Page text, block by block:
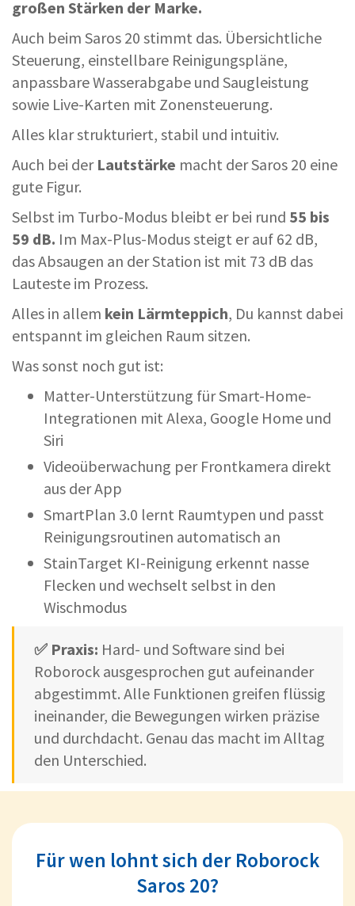
großen Stärken der Marke.
Auch beim Saros 20 stimmt das. Übersichtliche
Steuerung, einstellbare Reinigungspläne,
anpassbare Wasserabgabe und Saugleistung
sowie Live-Karten mit Zonensteuerung.
Alles klar strukturiert, stabil und intuitiv.
Auch bei der Lautstärke macht der Saros 20 eine
gute Figur.
Selbst im Turbo-Modus bleibt er bei rund 55 bis
59 dB. Im Max-Plus-Modus steigt er auf 62 dB,
das Absaugen an der Station ist mit 73 dB das
Lauteste im Prozess.
Alles in allem kein Lärmteppich, Du kannst dabei
entspannt im gleichen Raum sitzen.
Was sonst noch gut ist:
Matter-Unterstützung für Smart-Home-
Integrationen mit Alexa, Google Home und
Siri
Videoüberwachung per Frontkamera direkt
aus der App
SmartPlan 3.0 lernt Raumtypen und passt
Reinigungsroutinen automatisch an
StainTarget KI-Reinigung erkennt nasse
Flecken und wechselt selbst in den
Wischmodus
✅ Praxis: Hard- und Software sind bei
Roborock ausgesprochen gut aufeinander
abgestimmt. Alle Funktionen greifen flüssig
ineinander, die Bewegungen wirken präzise
und durchdacht. Genau das macht im Alltag
den Unterschied.
Für wen lohnt sich der Roborock
Saros 20?